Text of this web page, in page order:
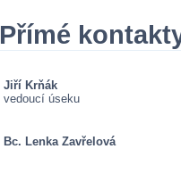
Přímé
Jiří Krňák
vedoucí úseku
Bc. Lenka Zavřelová